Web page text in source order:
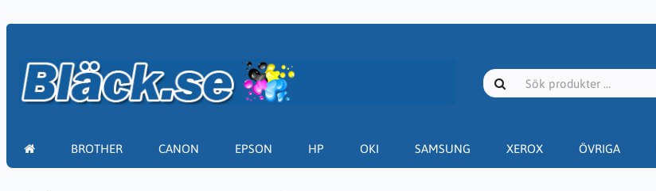
BROTHER CANON EPSON HP OKI SAMSUNG XEROX ÖVRIGA